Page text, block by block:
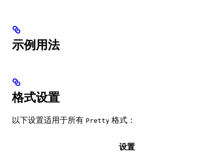
示例用法
格式设置
以下设置适用于所有 Pretty 格式：
设置